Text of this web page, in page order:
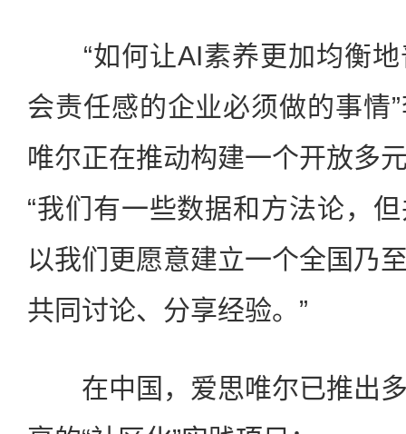
“如何让AI素养更加均衡地
会责任感的企业必须做的事情
唯尔正在推动构建一个开放多
“我们有一些数据和方法论，
以我们更愿意建立一个全国乃
共同讨论、分享经验。”
在中国，爱思唯尔已推出多